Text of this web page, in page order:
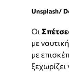
Unsplash/
Οι
με
με
ξεχωρίζει